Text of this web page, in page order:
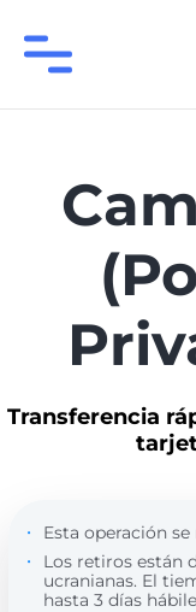
Transferencia
Esta operación
Los retiros están
ucranianas. El
hasta 3 días